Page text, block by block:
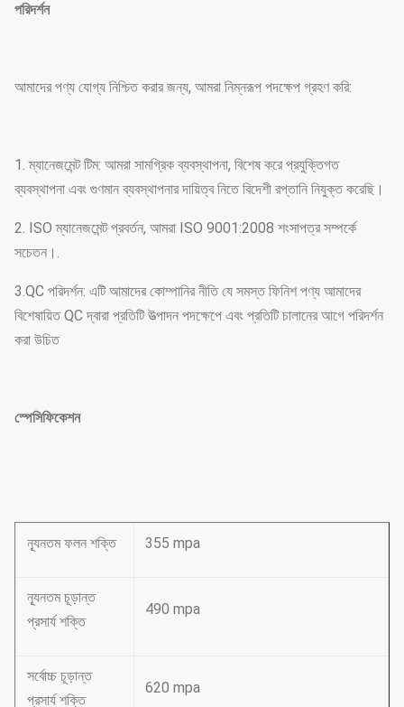
পরিদর্শন
আমাদের পণ্য যোগ্য নিশ্চিত করার জন্য, আমরা নিম্নরূপ পদক্ষেপ গ্রহণ করি:
1. ম্যানেজমেন্ট টিম: আমরা সামগ্রিক ব্যবস্থাপনা, বিশেষ করে প্রযুক্তিগত
ব্যবস্থাপনা এবং গুণমান ব্যবস্থাপনার দায়িত্ব নিতে বিদেশী রপ্তানি নিযুক্ত করেছি।
2. ISO ম্যানেজমেন্ট প্রবর্তন, আমরা ISO 9001:2008 শংসাপত্র সম্পর্কে
সচেতন।.
3.QC পরিদর্শন: এটি আমাদের কোম্পানির নীতি যে সমস্ত ফিনিশ পণ্য আমাদের
বিশেষায়িত QC দ্বারা প্রতিটি উত্পাদন পদক্ষেপে এবং প্রতিটি চালানের আগে পরিদর্শন
করা উচিত
স্পেসিফিকেশন
ন্যূনতম ফলন শক্তি 355 mpa
ন্যূনতম চূড়ান্ত
প্রসার্য শক্তি
490 mpa
সর্বোচ্চ চূড়ান্ত
প্রসার্য শক্তি
620 mpa